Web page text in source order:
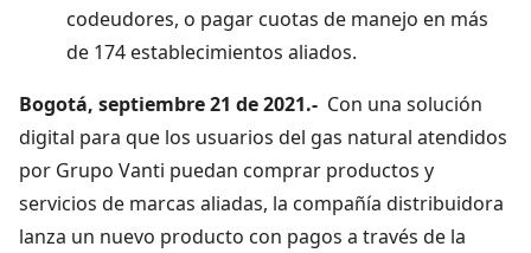
codeudores, o pagar cuotas de manejo en más
de 174 establecimientos aliados.
Bogotá, septiembre 21 de 2021.- Con una solución
digital para que los usuarios del gas natural atendidos
por Grupo Vanti puedan comprar productos y
servicios de marcas aliadas, la compañía distribuidora
lanza un nuevo producto con pagos a través de la